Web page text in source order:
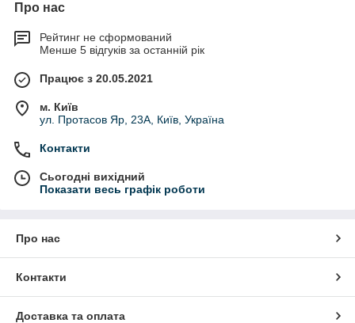
Про нас
Рейтинг не сформований
Менше 5 відгуків за останній рік
Працює з 20.05.2021
м. Київ
ул. Протасов Яр, 23А, Київ, Україна
Контакти
Сьогодні вихідний
Показати весь графік роботи
Про нас
Контакти
Доставка та оплата